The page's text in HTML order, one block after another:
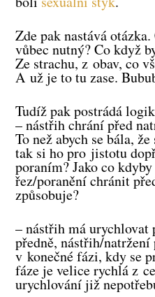
Zde pak nastává
vůbec nutný? Co když
Ze strachu, z obav, co
A už je to tu zase.
Tudíž pak postrádá
– nástřih chrání před
To než abych se bála,
tak si ho pro jistotu
poraním? Jako co
řez/poranění chránit
způsobuje?
– nástřih má urychlovat
předně, nástřih/
v konečné fázi, kdy se
fáze je velice rychlá z
urychlování již